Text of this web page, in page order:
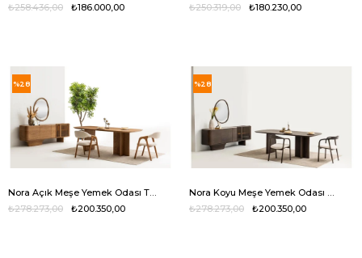
₺186.000,00
₺258.436,00
₺180.230,00
₺250.319,00
Nora Açık Meşe Yemek Odası Takımı
₺200.350,00
₺278.273,00
%28
Nora Koyu Meşe Yemek Odası Takımı
₺200.350,00
₺278.273,00
%28